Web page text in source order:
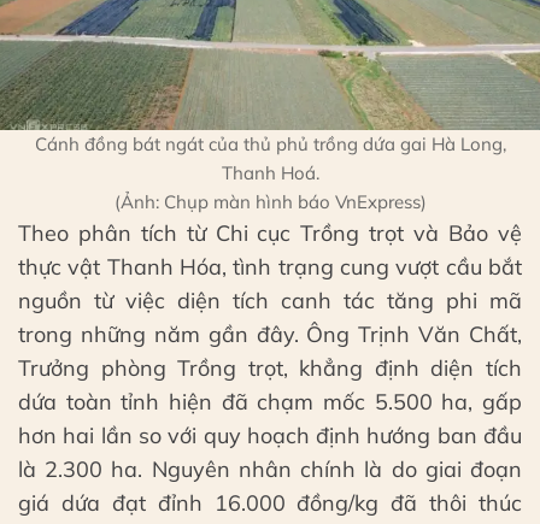
Cánh đồng bát ngát của thủ phủ trồng dứa gai Hà Long,
Thanh Hoá.
(Ảnh: Chụp màn hình báo VnExpress)
Theo phân tích từ Chi cục Trồng trọt và Bảo vệ
thực vật Thanh Hóa, tình trạng cung vượt cầu bắt
nguồn từ việc diện tích canh tác tăng phi mã
trong những năm gần đây. Ông Trịnh Văn Chất,
Trưởng phòng Trồng trọt, khẳng định diện tích
dứa toàn tỉnh hiện đã chạm mốc 5.500 ha, gấp
hơn hai lần so với quy hoạch định hướng ban đầu
là 2.300 ha. Nguyên nhân chính là do giai đoạn
giá dứa đạt đỉnh 16.000 đồng/kg đã thôi thúc